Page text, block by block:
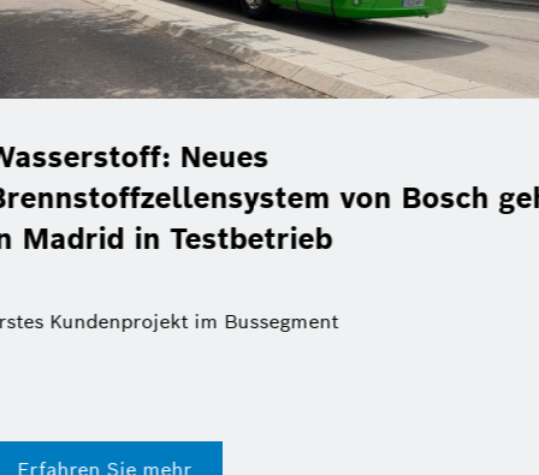
Christof Ehrhart
Bosch-
des Jahres